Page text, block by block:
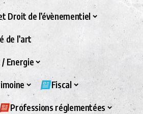
Droit de l’évènementiel
de l’art
Energie
Fiscal
Professions réglementées